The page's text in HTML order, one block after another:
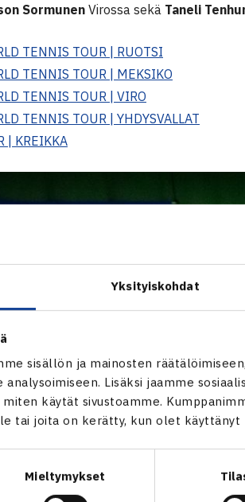
Yksityiskohdat
sisällön ja mainosten
Lisäksi jaamme
käytät sivustoamme.
tai joita on kerätty, kun olet käyttänyt
Mieltymykset
Sormunen Virossa sekä Taneli
TENNIS TOUR | RUOTSI
TENNIS TOUR | MEKSIKO
TENNIS TOUR | VIRO
TENNIS TOUR | YHDYSVALLAT
| KREIKKA